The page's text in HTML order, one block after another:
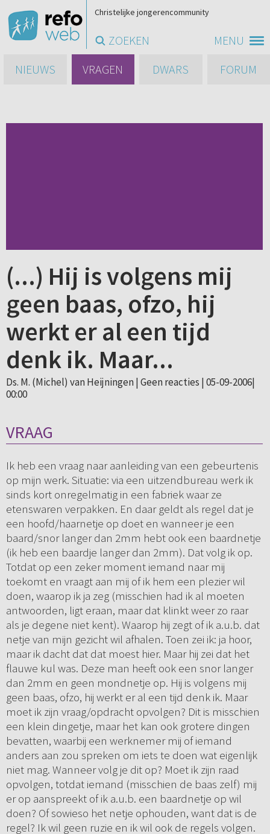
MENU
Christelijke jongerencommunity
ZOEKEN
NIEUWS
VRAGEN DWARS FORUM
(...) Hij is volgens mij
geen baas, ofzo, hij
werkt er al een tijd
denk ik. Maar...
Ds. M. (Michel) van Heijningen | Geen reacties | 05-09-2006|
00:00
VRAAG
Ik heb een vraag naar aanleiding van een gebeurtenis
op mijn werk. Situatie: via een uitzendbureau werk ik
sinds kort onregelmatig in een fabriek waar ze
etenswaren verpakken. En daar geldt als regel dat je
een hoofd/haarnetje op doet en wanneer je een
baard/snor langer dan 2mm hebt ook een baardnetje
(ik heb een baardje langer dan 2mm). Dat volg ik op.
Totdat op een zeker moment iemand naar mij
toekomt en vraagt aan mij of ik hem een plezier wil
doen, waarop ik ja zeg (misschien had ik al moeten
antwoorden, ligt eraan, maar dat klinkt weer zo raar
als je degene niet kent). Waarop hij zegt of ik a.u.b. dat
netje van mijn gezicht wil afhalen. Toen zei ik: ja hoor,
maar ik dacht dat dat moest hier. Maar hij zei dat het
flauwe kul was. Deze man heeft ook een snor langer
dan 2mm en geen mondnetje op. Hij is volgens mij
geen baas, ofzo, hij werkt er al een tijd denk ik. Maar
moet ik zijn vraag/opdracht opvolgen? Dit is misschien
een klein dingetje, maar het kan ook grotere dingen
bevatten, waarbij een werknemer mij of iemand
anders aan zou spreken om iets te doen wat eigenlijk
niet mag. Wanneer volg je dit op? Moet ik zijn raad
opvolgen, totdat iemand (misschien de baas zelf) mij
er op aanspreekt of ik a.u.b. een baardnetje op wil
doen? Of sowieso het netje ophouden, want dat is de
regel? Ik wil geen ruzie en ik wil ook de regels volgen.